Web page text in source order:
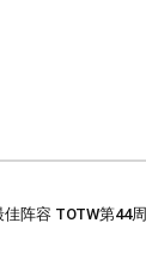
佳阵容 TOTW第44周